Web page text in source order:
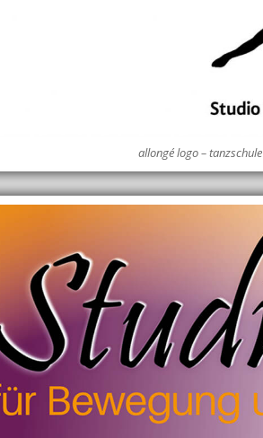
allongé logo – tanzschule